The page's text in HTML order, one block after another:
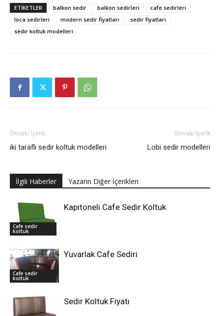
ETIKETLER balkon sedir balkon sedirleri
cafe sedirleri
loca sedirleri
modern sedir fiyatları
sedir fiyatları
sedir koltuk modelleri
Önceki İçerik
iki taraflı sedir koltuk modelleri
Sonraki İçerik
Lobi sedir modelleri
İlgili Haberler Yazarın Diğer İçerikleri
Cafe sedir
koltuk
Kapitoneli Cafe Sedir Koltuk
Cafe sedir
koltuk
Yuvarlak Cafe Sediri
Sedir Koltuk Fiyatı